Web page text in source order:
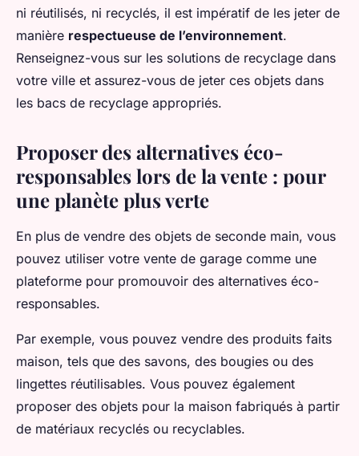
ni réutilisés, ni recyclés, il est impératif de les jeter de
manière respectueuse de l’environnement.
Renseignez-vous sur les solutions de recyclage dans
votre ville et assurez-vous de jeter ces objets dans
les bacs de recyclage appropriés.
Proposer des alternatives éco-
responsables lors de la vente : pour
une planète plus verte
En plus de vendre des objets de seconde main, vous
pouvez utiliser votre vente de garage comme une
plateforme pour promouvoir des alternatives éco-
responsables.
Par exemple, vous pouvez vendre des produits faits
maison, tels que des savons, des bougies ou des
lingettes réutilisables. Vous pouvez également
proposer des objets pour la maison fabriqués à partir
de matériaux recyclés ou recyclables.